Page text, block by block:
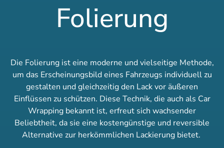
Folierung
Die Folierung ist eine moderne und vielseitige Methode,
um das Erscheinungsbild eines Fahrzeugs individuell zu
gestalten und gleichzeitig den Lack vor äußeren
Einflüssen zu schützen. Diese Technik, die auch als Car
Wrapping bekannt ist, erfreut sich wachsender
Beliebtheit, da sie eine kostengünstige und reversible
Alternative zur herkömmlichen Lackierung bietet.